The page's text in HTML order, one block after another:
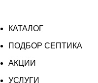
КАТАЛОГ
ПОДБОР СЕПТИКА
АКЦИИ
УСЛУГИ